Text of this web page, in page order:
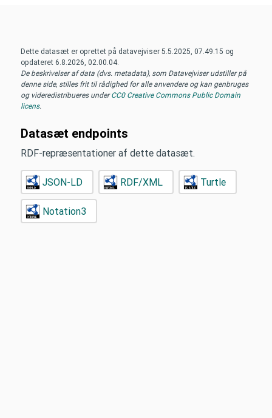
Dette datasæt er oprettet på datavejviser5.5.2025, 07.49.15 og
opdateret 6.8.2026, 02.00.04.
De beskrivelser af data (dvs. metadata), som Datavejviser udstiller på
denne side, stilles frit til rådighed for alle anvendere og kan genbruges
og videredistribueres underCC0 Creative Commons Public Domain
licens.
Datasæt endpoints
RDF-repræsentationer af dette datasæt.
JSON-LD RDF/XML Turtle
Notation3